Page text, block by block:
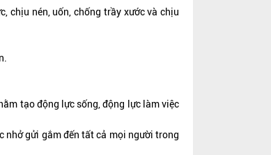
chịu nén, uốn, chống trầy xước và chịu
tạo động lực sống, động lực làm việc
nhở gửi gắm đến tất cả mọi người trong